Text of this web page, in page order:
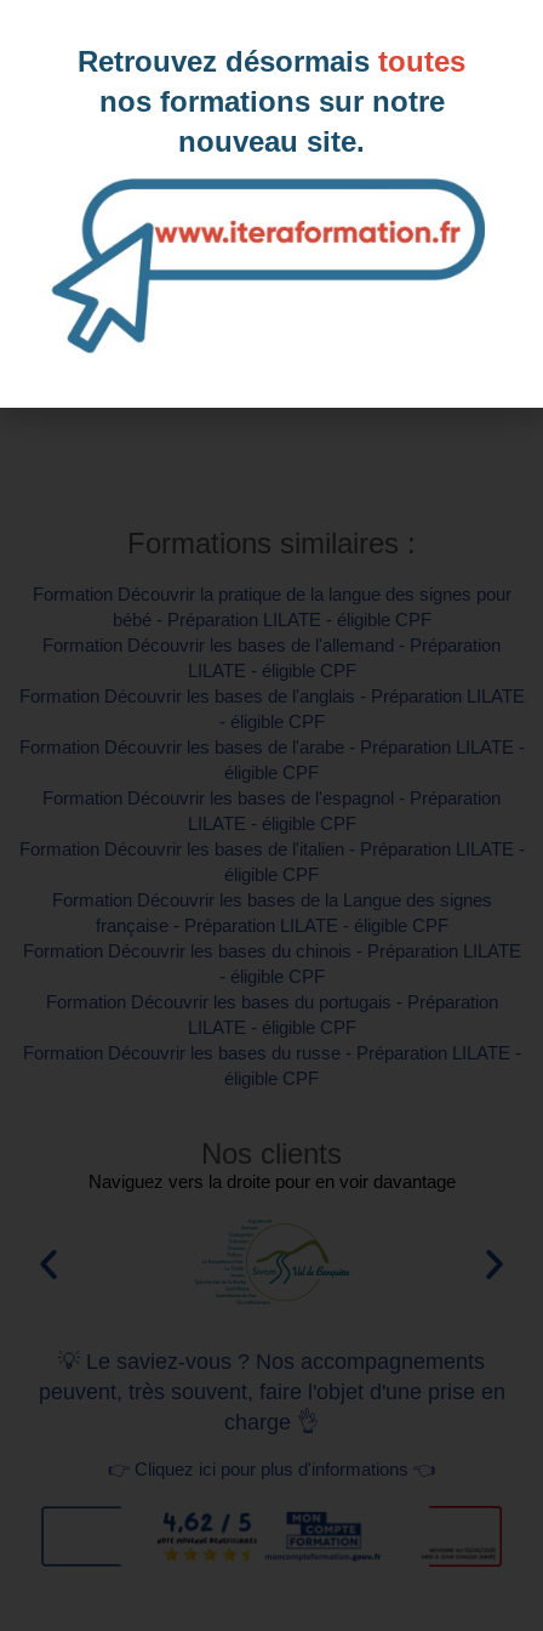
Inter-entreprise
Contactez-nous pour demander votre inscription
Intra-entreprise et sur mesure
Formations similaires :
Formation Découvrir la pratique de la langue des signes pour
bébé - Préparation LILATE - éligible CPF
Formation Découvrir les bases de l'allemand - Préparation
LILATE - éligible CPF
Formation Découvrir les bases de l'anglais - Préparation LILATE
- éligible CPF
Formation Découvrir les bases de l'arabe - Préparation LILATE -
éligible CPF
Formation Découvrir les bases de l'espagnol - Préparation
LILATE - éligible CPF
Formation Découvrir les bases de l'italien - Préparation LILATE -
éligible CPF
Formation Découvrir les bases de la Langue des signes
française - Préparation LILATE - éligible CPF
Formation Découvrir les bases du chinois - Préparation LILATE
- éligible CPF
Formation Découvrir les bases du portugais - Préparation
LILATE - éligible CPF
Formation Découvrir les bases du russe - Préparation LILATE -
éligible CPF
Nos clients
Naviguez vers la droite pour en voir davantage
💡 Le saviez-vous ? Nos accompagnements
peuvent, très souvent, faire l'objet d'une prise en
charge 👌
👉 Cliquez ici pour plus d'informations 👈
Retrouvez désormais toutes
nos formations sur notre
nouveau site.